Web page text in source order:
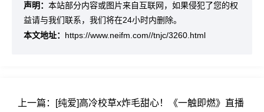
声明： 本站部分内容或图片来自互联网，如果侵犯了您的权
益请与我们联系，我们将在24小时内删除。
本文地址： https://www.neifm.com//tnjc/3260.html
上一篇：
[纯爱]高冷校草x炸毛甜心！《一触即燃》直播